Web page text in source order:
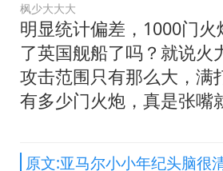
枫少大大大
明显统计偏差，1000门
了英国舰船了吗？就说火
攻击范围只有那么大，满
有多少门火炮，真是张嘴
原文:亚马尔小小年纪头脑很